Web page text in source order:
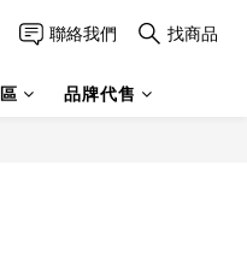
聯絡我們 找商品
品牌代售